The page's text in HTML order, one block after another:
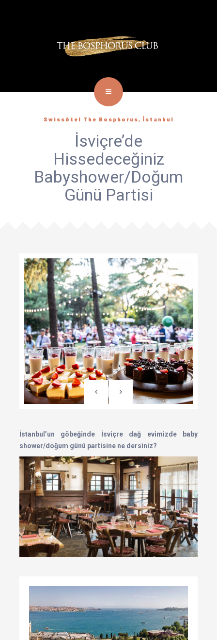
Swissôtel The Bosphorus, İstanbul
İsviçre’de
Hissedeceğiniz
Babyshower/Doğum
Günü Partisi
İstanbul’un göbeğinde İsviçre dağ evimizde baby
shower/doğum günü partisine ne dersiniz?